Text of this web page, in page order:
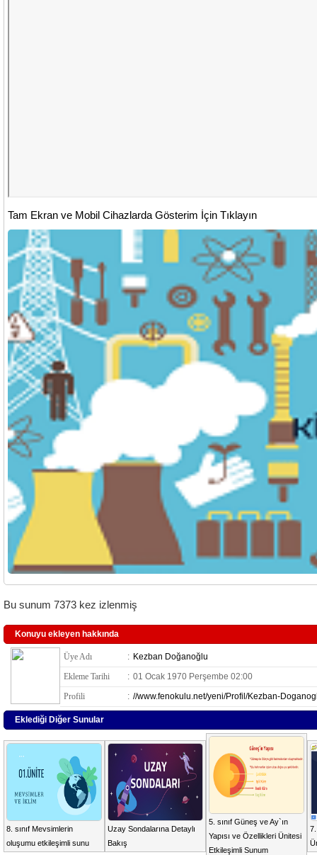
Tam Ekran ve Mobil Cihazlarda Gösterim İçin Tıklayın
Bu sunum 7373 kez izlenmiş
Konuyu ekleyen hakkında
Üye Adı : Kezban Doğanoğlu
Ekleme Tarihi
: 01 Ocak 1970 Perşembe 02:00
Profili
: //www.fenokulu.net/yeni/Profil/Kezban-
Eklediği Diğer Sunular
8. sınıf Mevsimlerin
oluşumu etkileşimli sunu
Uzay Sondalarına Detaylı
Bakış
5. sınıf Güneş ve Ay`ın
Yapısı ve Özellikleri Ünitesi
Etkileşimli Sunum
7.